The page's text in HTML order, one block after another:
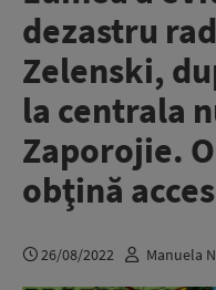
dezastru
Zelenski,
la centrala
Zaporojie.
obţină
26/08/2022 Manuela